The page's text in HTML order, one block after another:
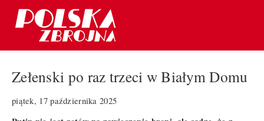
Zełenski po raz trzeci w Białym Domu
piątek, 17 października 2025